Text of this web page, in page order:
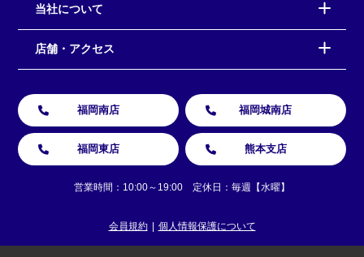
当社について
店舗・アクセス
福岡南店 福岡城南店
福岡東店 熊本支店
営業時間：10:00～19:00 定休日：毎週【水曜】
会員規約 個人情報保護について